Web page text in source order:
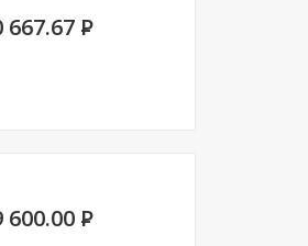
667.67 P
600.00 P